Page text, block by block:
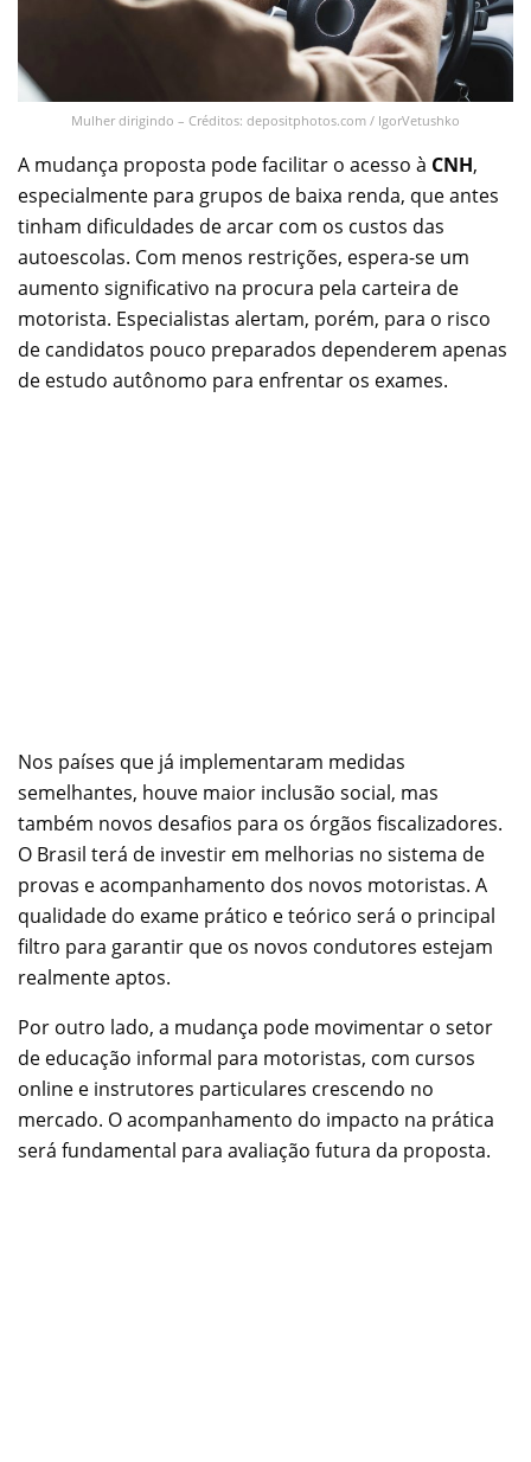
Mulher dirigindo – Créditos: depositphotos.com / IgorVetushko
A mudança proposta pode facilitar o acesso à CNH,
especialmente para grupos de baixa renda, que antes
tinham dificuldades de arcar com os custos das
autoescolas. Com menos restrições, espera-se um
aumento significativo na procura pela carteira de
motorista. Especialistas alertam, porém, para o risco
de candidatos pouco preparados dependerem apenas
de estudo autônomo para enfrentar os exames.
Nos países que já implementaram medidas
semelhantes, houve maior inclusão social, mas
também novos desafios para os órgãos fiscalizadores.
O Brasil terá de investir em melhorias no sistema de
provas e acompanhamento dos novos motoristas. A
qualidade do exame prático e teórico será o principal
filtro para garantir que os novos condutores estejam
realmente aptos.
Por outro lado, a mudança pode movimentar o setor
de educação informal para motoristas, com cursos
online e instrutores particulares crescendo no
mercado. O acompanhamento do impacto na prática
será fundamental para avaliação futura da proposta.